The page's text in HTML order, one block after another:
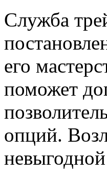
Служба
его
поможет
опций.